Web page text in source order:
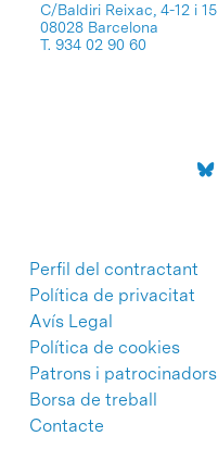
C/Baldiri Reixac, 4-12 i 15
08028 Barcelona
T. 934 02 90 60
Perfil del contractant
Política de privacitat
Avís Legal
Política de cookies
Patrons i patrocinadors
Borsa de treball
Contacte